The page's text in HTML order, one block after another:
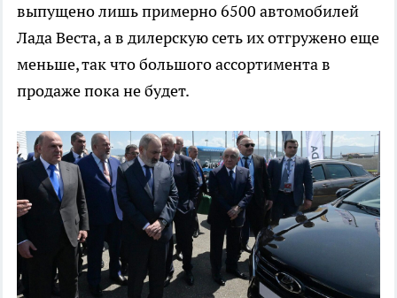
выпущено лишь примерно 6500 автомобилей
Лада Веста, а в дилерскую сеть их отгружено еще
меньше, так что большого ассортимента в
продаже пока не будет.